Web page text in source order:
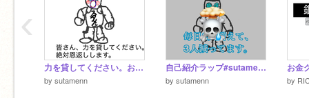
力を貸してください。お願いします。
by sutamenn
自己紹介ラップ#sutamenn
by sutamenn
お金
by
‹